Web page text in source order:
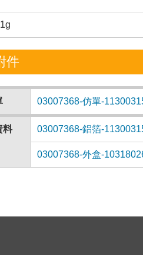
件
03007368-仿單-
料 03007368-鋁箔-
03007368-外盒-